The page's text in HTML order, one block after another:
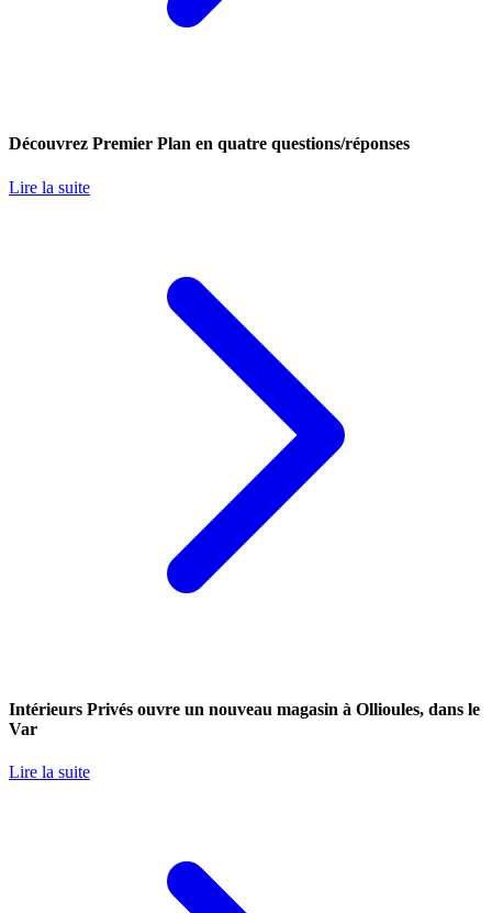
Découvrez Premier Plan en quatre questions/réponses
Lire la suite
Intérieurs Privés ouvre un nouveau magasin à Ollioules, dans le
Var
Lire la suite